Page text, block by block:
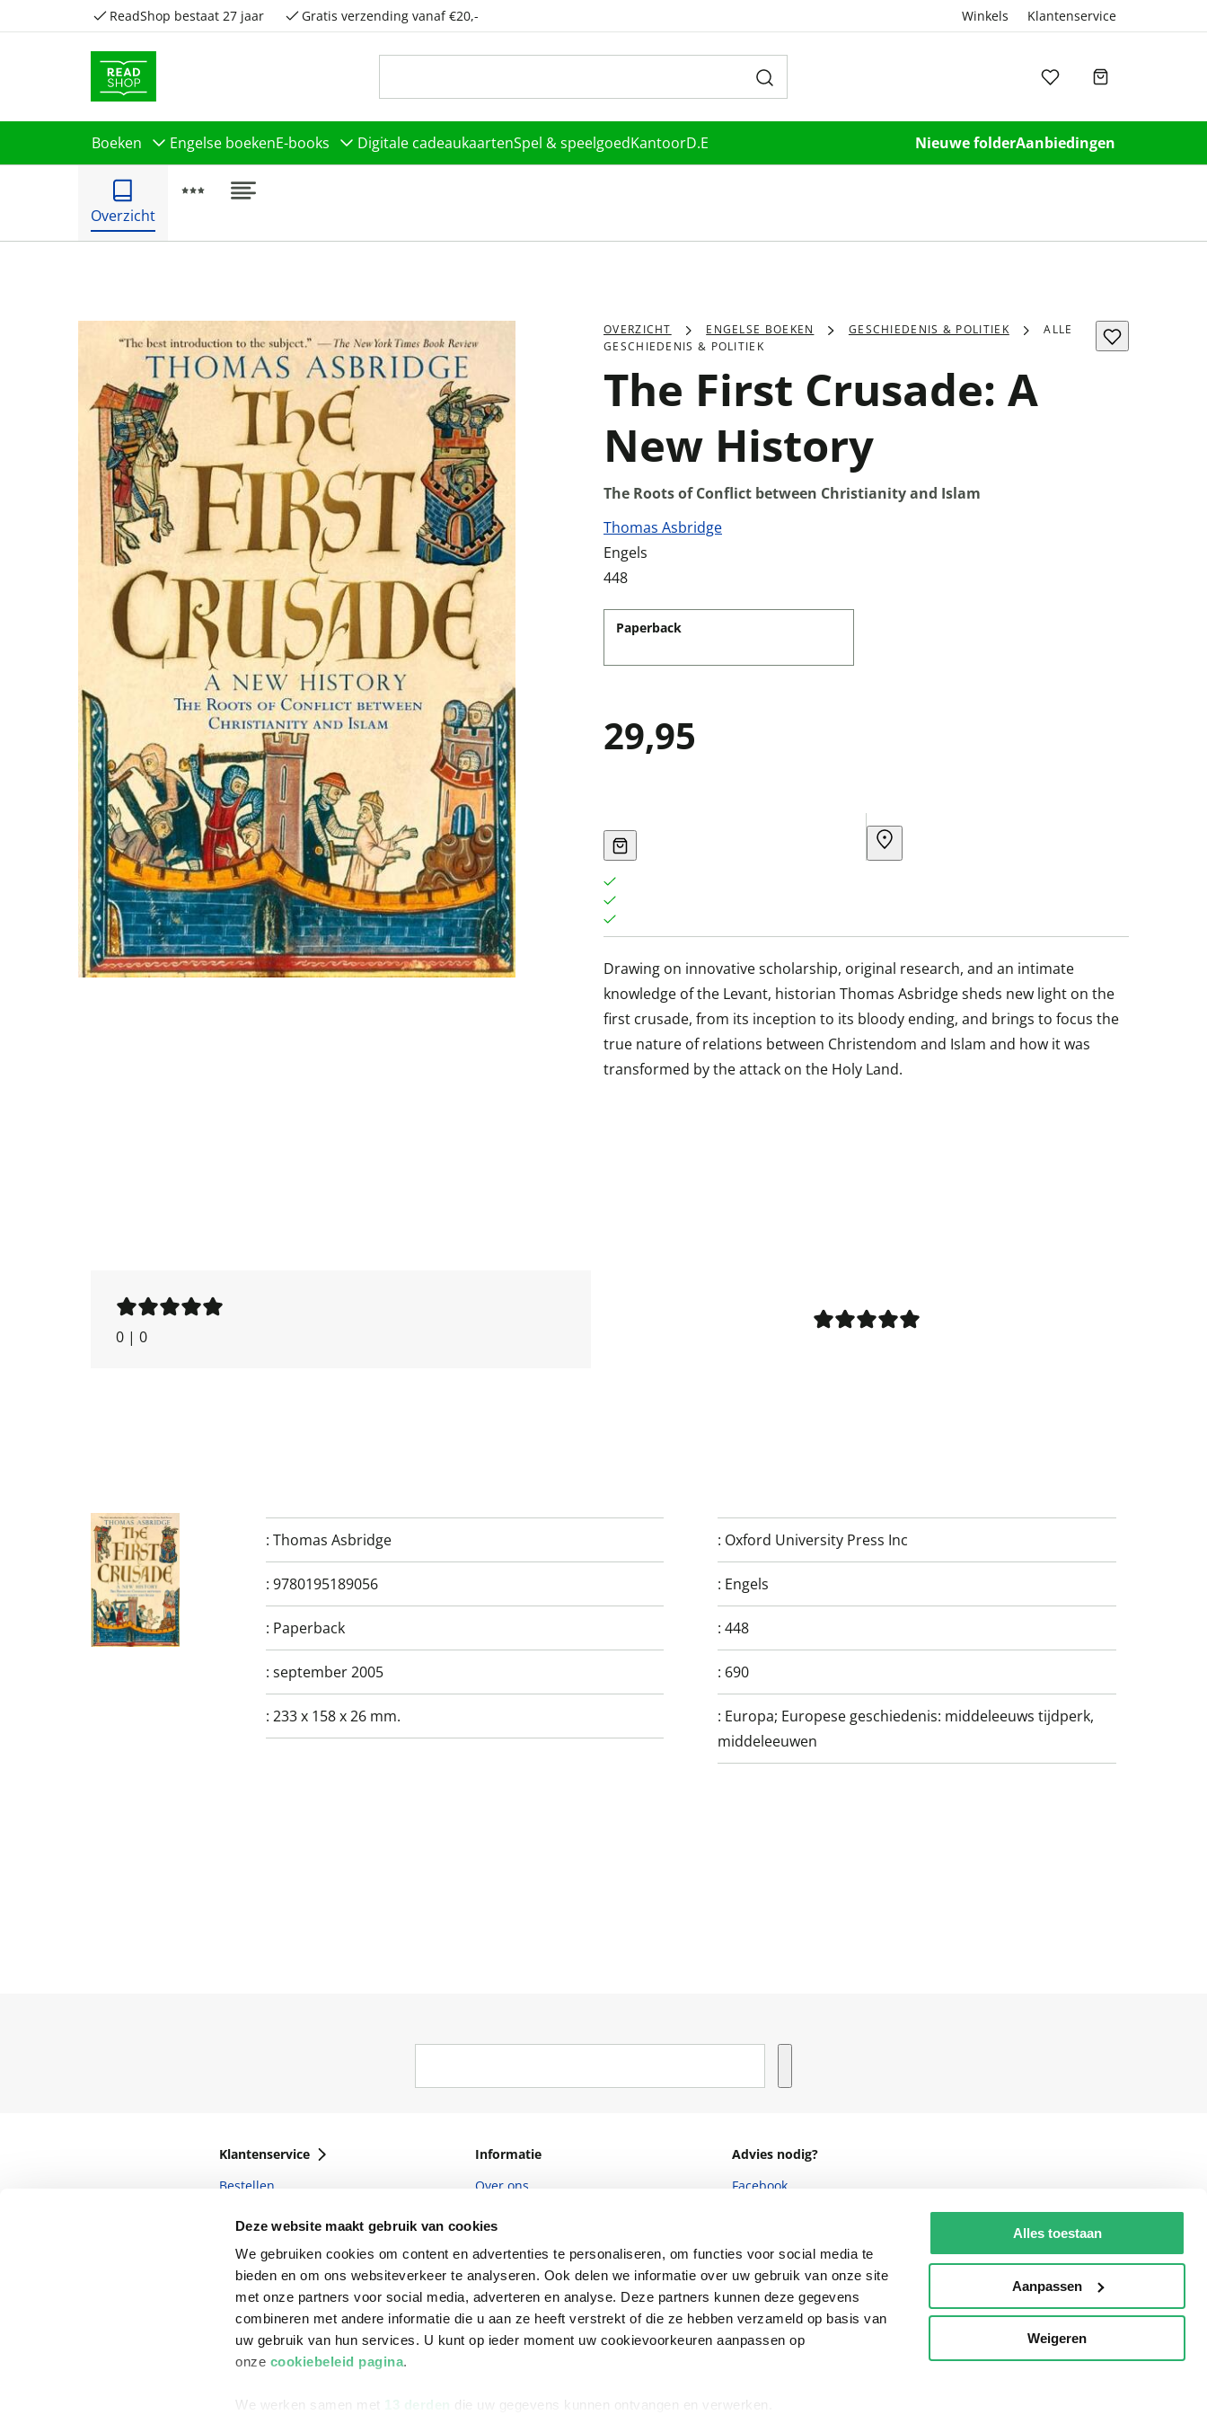
Deze website maakt gebruik van cookies
We gebruiken cookies om content en advertenties te personaliseren, om functies voor social media te
bieden en om ons websiteverkeer te analyseren. Ook delen we informatie over uw gebruik van onze site
met onze partners voor social media, adverteren en analyse. Deze partners kunnen deze gegevens
combineren met andere informatie die u aan ze heeft verstrekt of die ze hebben verzameld op basis van
uw gebruik van hun services. U kunt op ieder moment uw cookievoorkeuren aanpassen op
onze cookiebeleid pagina.
We werken samen met 13 derden die uw gegevens kunnen ontvangen en verwerken.
Alles toestaan
Aanpassen
Weigeren
ReadShop bestaat 27 jaar Gratis verzending vanaf €20,- Winkels Klantenservice
Boeken Engelse boekenE-books Digitale cadeaukaartenSpel & speelgoedKantoorD.E Nieuwe folderAanbiedingen
Overzicht
OVERZICHT ENGELSE BOEKEN GESCHIEDENIS & POLITIEK
ALLE
GESCHIEDENIS & POLITIEK
The First Crusade: A
New History
The Roots of Conflict between Christianity and Islam
Thomas Asbridge
Engels
448
Paperback
29,95
Drawing on innovative scholarship, original research, and an intimate
knowledge of the Levant, historian Thomas Asbridge sheds new light on the
first crusade, from its inception to its bloody ending, and brings to focus the
true nature of relations between Christendom and Islam and how it was
transformed by the attack on the Holy Land.
0 | 0
: Thomas Asbridge : Oxford University Press Inc
: 9780195189056 : Engels
: Paperback :448
: september 2005 : 690
: 233 x 158 x 26 mm. : Europa; Europese geschiedenis: middeleeuws tijdperk,
middeleeuwen
Klantenservice
Bestellen
Bezorging
Betalen
Retourneren
Veelgestelde vragen
Informatie
Over ons
Vacatures
Winkels en openingstijden
Cadeaukaart
Ondernemer worden
Vulnerability Disclosure policy
Advies nodig?
Facebook
helpdesk@readshop.nl
088 - 133 84 32